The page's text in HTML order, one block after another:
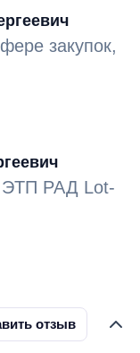
закупок.
закупок,
закупок –
-
закупок.
гг.
ЭТП РАД Lot-
отзыв